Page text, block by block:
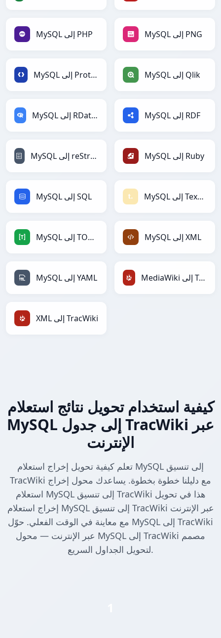
MySQL إلى PHP MySQL إلى PNG
MySQL إلى Protobuf MySQL إلى Qlik
MySQL إلى RDataFrame MySQL إلى RDF
MySQL إلى reStructuredText MySQL إلى Ruby
MySQL إلى SQL MySQL إلى Textile
MySQL إلى TOML MySQL إلى XML
MySQL إلى YAML MediaWiki إلى TracWiki
XML إلى TracWiki
كيفية استخدام تحويل نتائج استعلام
MySQL إلى جدول TracWiki عبر
الإنترنت
تعلم كيفية تحويل إخراج استعلام MySQL إلى تنسيق
TracWiki مع دليلنا خطوة بخطوة. يساعدك محول إخراج
استعلام MySQL إلى تنسيق TracWiki هذا في تحويل
إخراج استعلام MySQL إلى تنسيق TracWiki عبر الإنترنت
مع معاينة في الوقت الفعلي. حوّل MySQL إلى TracWiki
عبر الإنترنت — محول MySQL إلى TracWiki مصمم
لتحويل الجداول السريع.